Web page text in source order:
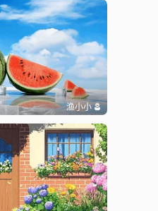
渔小小